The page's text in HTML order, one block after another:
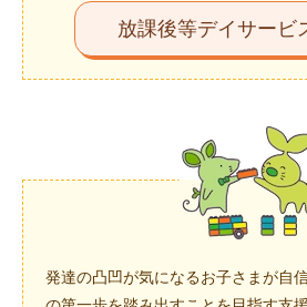
放課後等デイサービ
発達の凸凹が気になるお子さまが自